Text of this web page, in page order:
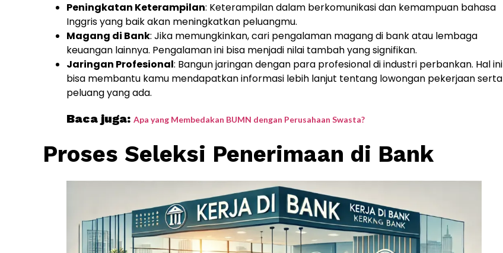
Peningkatan Keterampilan: Keterampilan dalam berkomunikasi dan kemampuan bahasa
Inggris yang baik akan meningkatkan peluangmu.
Magang di Bank: Jika memungkinkan, cari pengalaman magang di bank atau lembaga
keuangan lainnya. Pengalaman ini bisa menjadi nilai tambah yang signifikan.
Jaringan Profesional: Bangun jaringan dengan para profesional di industri perbankan. Hal ini
bisa membantu kamu mendapatkan informasi lebih lanjut tentang lowongan pekerjaan serta
peluang yang ada.
Baca juga: Apa yang Membedakan BUMN dengan Perusahaan Swasta?
Proses Seleksi Penerimaan di Bank